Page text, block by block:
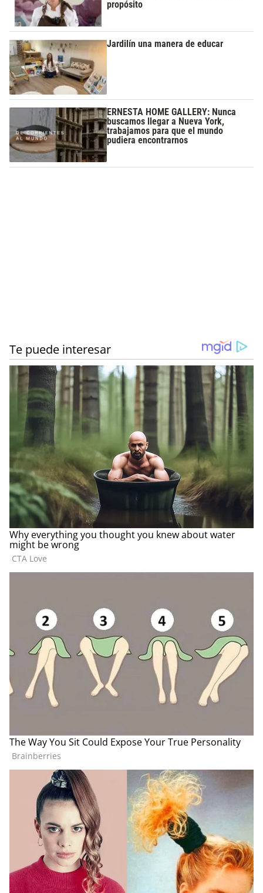
propósito
Jardilín una manera de educar
ERNESTA HOME GALLERY: Nunca
buscamos llegar a Nueva York,
trabajamos para que el mundo
pudiera encontrarnos